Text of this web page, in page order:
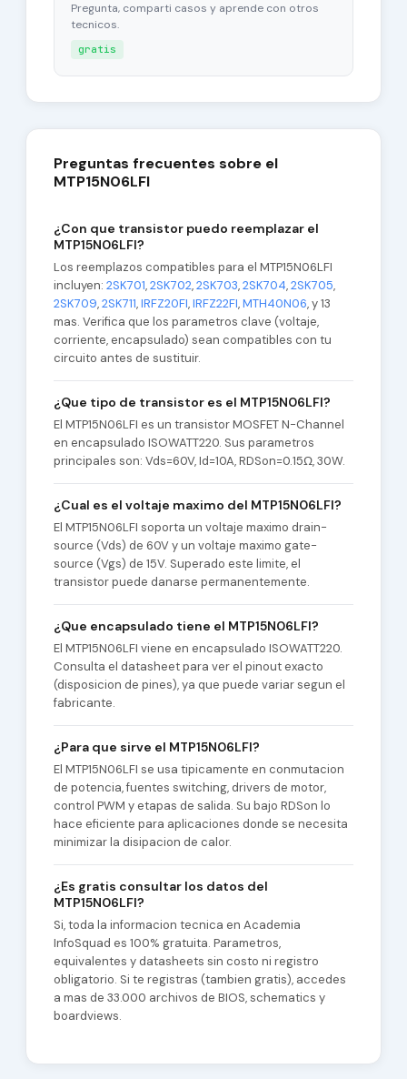
Pregunta, comparti casos y aprende con otros
tecnicos.
gratis
Preguntas frecuentes sobre el
MTP15N06LFI
¿Con que transistor puedo reemplazar el
MTP15N06LFI?
Los reemplazos compatibles para el MTP15N06LFI
incluyen: 2SK701,2SK702,2SK703,2SK704,2SK705,
2SK709,2SK711,IRFZ20FI,IRFZ22FI,MTH40N06, y 13
mas. Verifica que los parametros clave (voltaje,
corriente, encapsulado) sean compatibles con tu
circuito antes de sustituir.
¿Que tipo de transistor es el MTP15N06LFI?
El MTP15N06LFI es un transistor MOSFET N-Channel
en encapsulado ISOWATT220. Sus parametros
principales son: Vds=60V, Id=10A, RDSon=0.15Ω, 30W.
¿Cual es el voltaje maximo del MTP15N06LFI?
El MTP15N06LFI soporta un voltaje maximo drain-
source (Vds) de 60V y un voltaje maximo gate-
source (Vgs) de 15V. Superado este limite, el
transistor puede danarse permanentemente.
¿Que encapsulado tiene el MTP15N06LFI?
El MTP15N06LFI viene en encapsulado ISOWATT220.
Consulta el datasheet para ver el pinout exacto
(disposicion de pines), ya que puede variar segun el
fabricante.
¿Para que sirve el MTP15N06LFI?
El MTP15N06LFI se usa tipicamente en conmutacion
de potencia, fuentes switching, drivers de motor,
control PWM y etapas de salida. Su bajo RDSon lo
hace eficiente para aplicaciones donde se necesita
minimizar la disipacion de calor.
¿Es gratis consultar los datos del
MTP15N06LFI?
Si, toda la informacion tecnica en Academia
InfoSquad es 100% gratuita. Parametros,
equivalentes y datasheets sin costo ni registro
obligatorio. Si te registras (tambien gratis), accedes
a mas de 33.000 archivos de BIOS, schematics y
boardviews.